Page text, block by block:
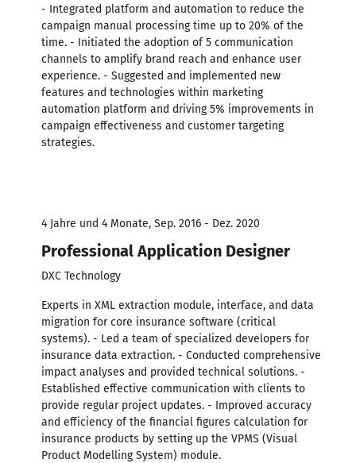
- Integrated platform and automation to reduce the
campaign manual processing time up to 20% of the
time. - Initiated the adoption of 5 communication
channels to amplify brand reach and enhance user
experience. - Suggested and implemented new
features and technologies within marketing
automation platform and driving 5% improvements in
campaign effectiveness and customer targeting
strategies.
4 Jahre und 4 Monate, Sep. 2016 - Dez. 2020
Professional Application Designer
DXC Technology
Experts in XML extraction module, interface, and data
migration for core insurance software (critical
systems). - Led a team of specialized developers for
insurance data extraction. - Conducted comprehensive
impact analyses and provided technical solutions. -
Established effective communication with clients to
provide regular project updates. - Improved accuracy
and efficiency of the financial figures calculation for
insurance products by setting up the VPMS (Visual
Product Modelling System) module.